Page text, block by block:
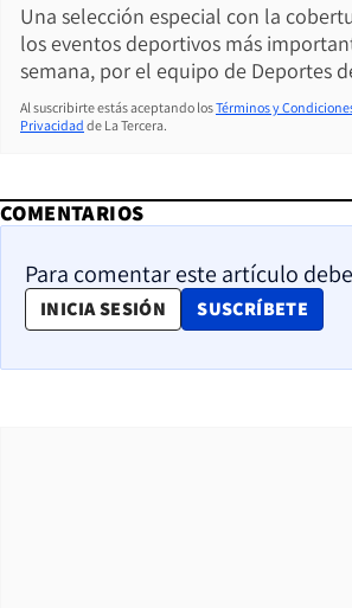
Una selección especial con la
los eventos deportivos más
semana, por el equipo de Deportes
Al suscribirte estás aceptando losTérminos y
Privacidad de La Tercera.
COMENTARIOS
Para comentar este artículo
INICIA SESIÓN SUSCRÍBETE
OPENS IN NEW